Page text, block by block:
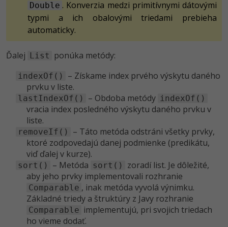
Double . Konverzia medzi primitívnymi dátovými
typmi a ich obalovými triedami prebieha
automaticky.
Ďalej List ponúka metódy:
indexOf()
– Získame index prvého výskytu daného
prvku v liste.
lastIndexOf() – Obdoba metódy indexOf()
vracia index posledného výskytu daného prvku v
liste.
removeIf()
– Táto metóda odstráni všetky prvky,
ktoré zodpovedajú danej podmienke (predikátu,
viď ďalej v kurze).
sort() – Metóda sort()
zoradí list. Je dôležité,
aby jeho prvky implementovali rozhranie
Comparable , inak metóda vyvolá výnimku.
Základné triedy a štruktúry z Javy rozhranie
Comparable implementujú, pri svojich triedach
ho vieme dodať.